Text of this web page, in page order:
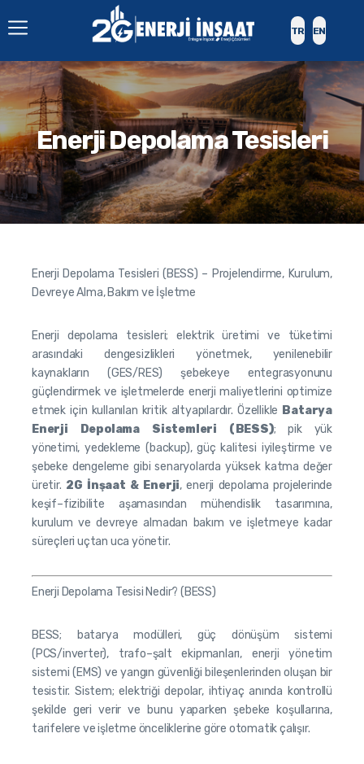
TR EN
Enerji Depolama Tesisleri
Enerji Depolama Tesisleri (BESS) – Projelendirme, Kurulum,
Devreye Alma, Bakım ve İşletme
Enerji depolama tesisleri; elektrik üretimi ve tüketimi
arasındaki dengesizlikleri yönetmek, yenilenebilir
kaynakların (GES/RES) şebekeye entegrasyonunu
güçlendirmek ve işletmelerde enerji maliyetlerini optimize
etmek için kullanılan kritik altyapılardır. Özellikle Batarya
Enerji Depolama Sistemleri (BESS); pik yük
yönetimi, yedekleme (backup), güç kalitesi iyileştirme ve
şebeke dengeleme gibi senaryolarda yüksek katma değer
üretir. 2G İnşaat & Enerji, enerji depolama projelerinde
keşif–fizibilite aşamasından mühendislik tasarımına,
kurulum ve devreye almadan bakım ve işletmeye kadar
süreçleri uçtan uca yönetir.
Enerji Depolama Tesisi Nedir? (BESS)
BESS; batarya modülleri, güç dönüşüm sistemi
(PCS/inverter), trafo–şalt ekipmanları, enerji yönetim
sistemi (EMS) ve yangın güvenliği bileşenlerinden oluşan bir
tesistir. Sistem; elektriği depolar, ihtiyaç anında kontrollü
şekilde geri verir ve bunu yaparken şebeke koşullarına,
tarifelere ve işletme önceliklerine göre otomatik çalışır.